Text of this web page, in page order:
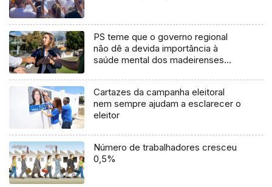
PS teme que o governo regional
não dê a devida importância à
saúde mental dos madeirenses
Cartazes da campanha eleitoral
nem sempre ajudam a esclarecer o
eleitor
Número de trabalhadores cresceu
0,5%